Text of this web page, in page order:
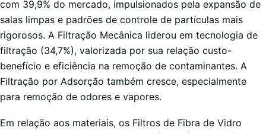
com 39,9% do mercado, impulsionados pela expansão de
salas limpas e padrões de controle de partículas mais
rigorosos. A Filtração Mecânica liderou em tecnologia de
filtração (34,7%), valorizada por sua relação custo-
benefício e eficiência na remoção de contaminantes. A
Filtração por Adsorção também cresce, especialmente
para remoção de odores e vapores.
Em relação aos materiais, os Filtros de Fibra de Vidro